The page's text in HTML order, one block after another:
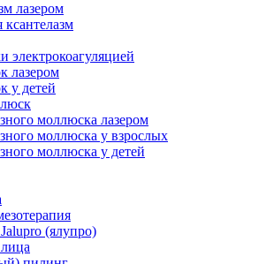
лазером
ксантелазм
электрокоагуляцией
лазером
у детей
моллюска лазером
моллюска у взрослых
моллюска у детей
(ялупро)